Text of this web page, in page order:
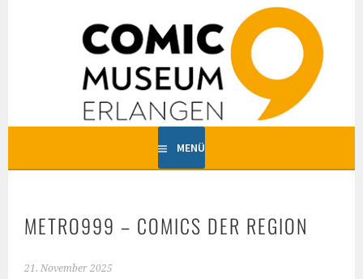
COMICMUSEUM ERLANGEN
MENÜ
METRO999 – COMICS DER REGION
21. November 2025